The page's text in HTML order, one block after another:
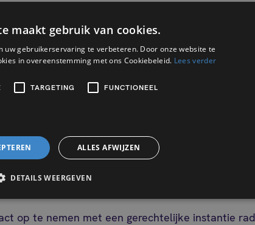
geschillen tussen
worden opgelost?
van Mede-Eigendom wordt vastgelegd binnen de
nog steeds conflicten binnen het gebouw?
over de procedures bij meningsverschillen
uitgebreide gids te lezen
schikking kiezen
op te nemen met een gerechtelijke instantie
maakt gebruik van cookies.
uw gebruikerservaring te verbeteren. Door onze website te
in overeenstemming met ons Cookiebeleid. Lees verder
TARGETING FUNCTIONEEL
ALLES AFWIJZEN
DETAILS WEERGEVEN